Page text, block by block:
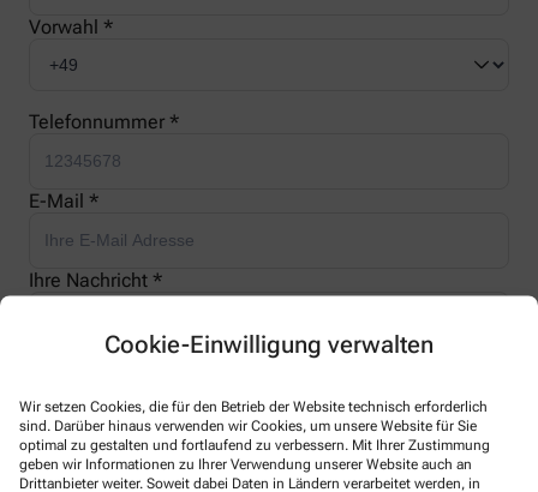
Cookie-Einwilligung verwalten
Wir setzen Cookies, die für den Betrieb der Website technisch erforderlich
sind. Darüber hinaus verwenden wir Cookies, um unsere Website für Sie
optimal zu gestalten und fortlaufend zu verbessern. Mit Ihrer Zustimmung
geben wir Informationen zu Ihrer Verwendung unserer Website auch an
Drittanbieter weiter. Soweit dabei Daten in Ländern verarbeitet werden, in
Vorwahl *
Telefonnummer *
E-Mail *
Ihre Nachricht *
* Bitte füllen Sie die Pflichtfelder aus